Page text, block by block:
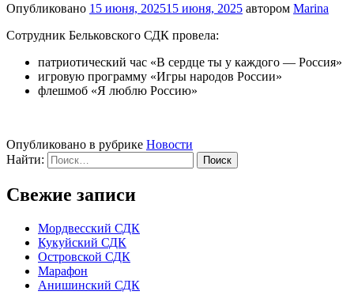
Опубликовано 15 июня, 202515 июня, 2025 автором Marina
Сотрудник Бельковского СДК провела:
патриотический час «В сердце ты у каждого — Россия»
игровую программу «Игры народов России»
флешмоб «Я люблю Россию»
Опубликовано в рубрике Новости
Найти:
Свежие записи
Мордвесский СДК
Кукуйский СДК
Островской СДК
Марафон
Анишинский СДК